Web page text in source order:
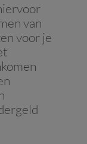
van
voor je